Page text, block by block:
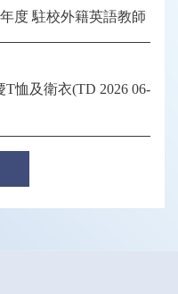
度 駐校外籍英語教師
恤及衛衣(TD 2026 06-